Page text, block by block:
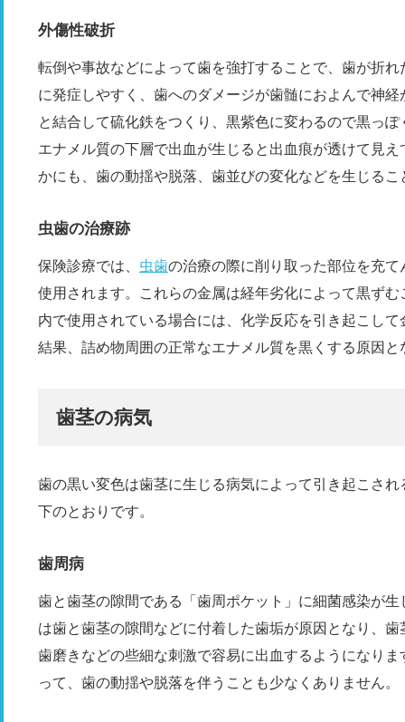
外傷性破折
転倒や事故などによって歯を強打することで、歯が折
に発症しやすく、歯へのダメージが歯髄におよんで神
と結合して硫化鉄をつくり、黒紫色に変わるので黒っ
エナメル質の下層で出血が生じると出血痕が透けて見
かにも、歯の動揺や脱落、歯並びの変化などを生じる
虫歯の治療跡
保険診療では、 虫歯の治療の際に削り取った部位を充
使用されます。これらの金属は経年劣化によって黒ず
内で使用されている場合には、化学反応を引き起こし
結果、詰め物周囲の正常なエナメル質を黒くする原因と
歯茎の病気
歯の黒い変色は歯茎に生じる病気によって引き起こさ
下のとおりです。
歯周病
歯と歯茎の隙間である「歯周ポケット」に細菌感染が
は歯と歯茎の隙間などに付着した歯垢が原因となり、
歯磨きなどの些細な刺激で容易に出血するようになり
って、歯の動揺や脱落を伴うことも少なくありません。